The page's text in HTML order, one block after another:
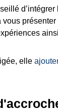
présenter
elle